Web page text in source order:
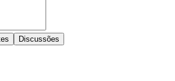
Discussões